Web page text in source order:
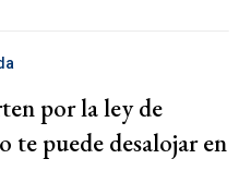
por la ley de
te puede desalojar en